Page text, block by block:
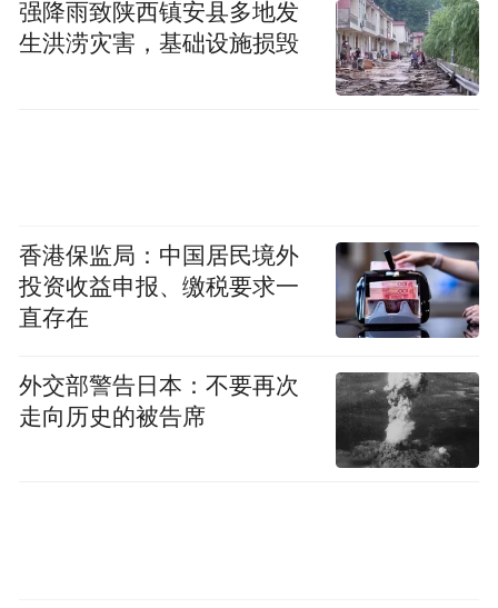
国产影视作品。
杨幂担任白玉兰中国电视节目海外推广大
动能。未来高兴传媒将以此次获奖为新起
点，持续挖掘优质文学IP，打磨更多贴合时
强降雨致陕西镇安县多地发
生洪涝灾害，基础设施损毁
香港保监局：中国居民境外
投资收益申报、缴税要求一
直存在
外交部警告日本：不要再次
走向历史的被告席